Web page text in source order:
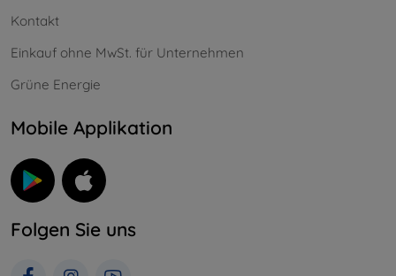
Kontakt
Einkauf ohne MwSt. für Unternehmen
Grüne Energie
Mobile Applikation
Folgen Sie uns